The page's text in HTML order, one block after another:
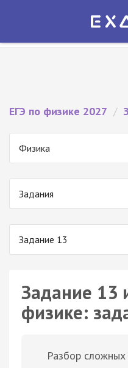
Экзамер — ЕГЭ
ЕГЭ по физике 2027 /
Физика
Задания
Задание 13
Задание 13
физике:
Разбор сложных